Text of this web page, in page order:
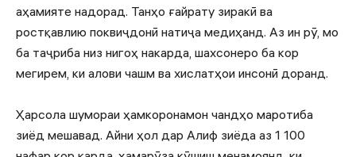
аҳамияте надорад. Танҳо ғайрату зиракӣ ва
ростқавлию поквиҷдонӣ натиҷа медиҳанд. Аз ин рӯ, мо
ба таҷриба низ нигоҳ накарда, шахсонеро ба кор
мегирем, ки алови чашм ва хислатҳои инсонӣ доранд.
Ҳарсола шумораи ҳамкоронамон чандҳо маротиба
зиёд мешавад. Айни ҳол дар Алиф зиёда аз 1 100